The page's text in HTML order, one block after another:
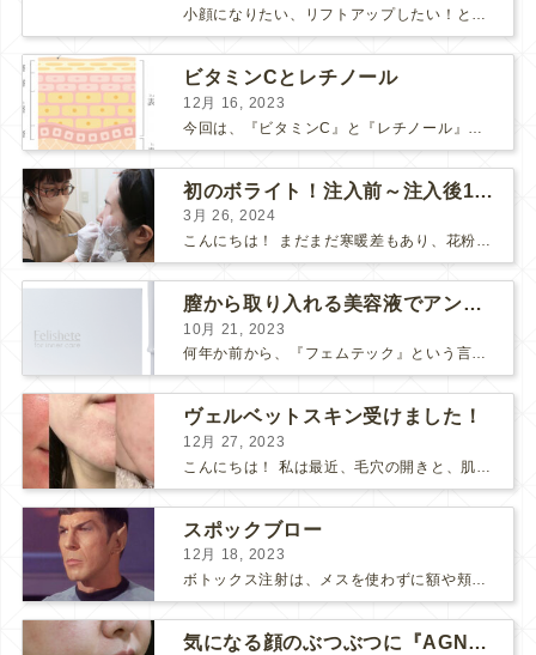
小顔になりたい、リフトアップしたい！という方で、 HIFUにしようか、 ポテンツァにしようか、 と迷っている方も多いようです。 HIFUもポテンツァも、たるみや肌の引き締め効果のある人気の...
ビタミンCとレチノール
12月 16, 2023
初のボライト！注入前～注入後1週間の感想
3月 26, 2024
こんにちは！ まだまだ寒暖差もあり、花粉も飛んで、体調や肌が揺らぎやすい方も多いのではないでしょうか？ そんな最近わたしは、松下先生にボライトを注入して頂きました！ 人生✨初ボライト✨で注入...
膣から取り入れる美容液でアンチエイジング
10月 21, 2023
何年か前から、『フェムテック』という言葉をよく耳にするようになりました。 フェムテックは、月経や出産、不妊、更年期など女性特有の健康課題をサポートするツールとして注目されていますね。 フェ...
ヴェルベットスキン受けました！
12月 27, 2023
スポックブロー
12月 18, 2023
ボトックス注射は、メスを使わずに額や頬のシワ、エラを和らげることができるため、リスクの少ない美容医療としてとても人気の治療です。 しかし、表情筋がうまく動かずに、引きつったような不自然な笑顔...
気になる顔のぶつぶつに『AGNES』